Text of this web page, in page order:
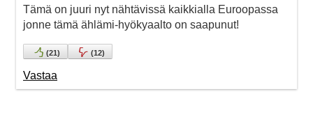
Tämä on juuri nyt nähtävissä kaikkialla Euroopassa
jonne tämä ählämi-hyökyaalto on saapunut!
(21) (12)
Vastaa